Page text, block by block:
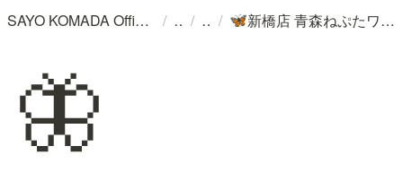
SAYO KOMADA Official WebSite / / / 🦋 新橋店 青森ねぷたワールド終演致しました！
🦋